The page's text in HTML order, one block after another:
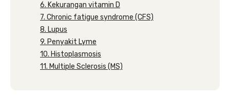
6. Kekurangan vitamin D
7. Chronic fatigue syndrome (CFS)
8. Lupus
9. Penyakit Lyme
10. Histoplasmosis
11. Multiple Sclerosis (MS)